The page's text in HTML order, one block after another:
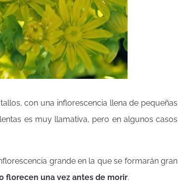
con una inflorescencia llena de pequeñas
es muy llamativa, pero en algunos casos
grande en la que se formarán gran
florecen una vez antes de morir.